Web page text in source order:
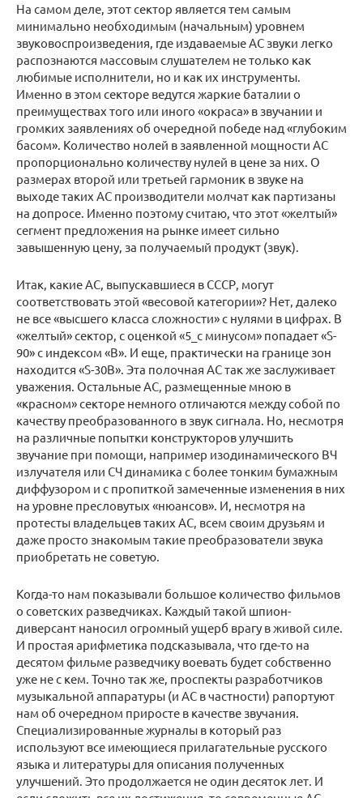
На самом деле, этот сектор является тем самым
минимально необходимым (начальным) уровнем
звуковоспроизведения, где издаваемые АС звуки легко
распознаются массовым слушателем не только как
любимые исполнители, но и как их инструменты.
Именно в этом секторе ведутся жаркие баталии о
преимуществах того или иного «окраса» в звучании и
громких заявлениях об очередной победе над «глубоким
басом». Количество нолей в заявленной мощности АС
пропорционально количеству нулей в цене за них. О
размерах второй или третьей гармоник в звуке на
выходе таких АС производители молчат как партизаны
на допросе. Именно поэтому считаю, что этот «желтый»
сегмент предложения на рынке имеет сильно
завышенную цену, за получаемый продукт (звук).
Итак, какие АС, выпускавшиеся в СССР, могут
соответствовать этой «весовой категории»? Нет, далеко
не все «высшего класса сложности» с нулями в цифрах. В
«желтый» сектор, с оценкой «5_с минусом» попадает «S-
90» с индексом «B». И еще, практически на границе зон
находится «S-30B». Эта полочная АС так же заслуживает
уважения. Остальные АС, размещенные мною в
«красном» секторе немного отличаются между собой по
качеству преобразованного в звук сигнала. Но, несмотря
на различные попытки конструкторов улучшить
звучание при помощи, например изодинамического ВЧ
излучателя или СЧ динамика с более тонким бумажным
диффузором и с пропиткой замеченные изменения в них
на уровне пресловутых «нюансов». И, несмотря на
протесты владельцев таких АС, всем своим друзьям и
даже просто знакомым такие преобразователи звука
приобретать не советую.
Когда-то нам показывали большое количество фильмов
о советских разведчиках. Каждый такой шпион-
диверсант наносил огромный ущерб врагу в живой силе.
И простая арифметика подсказывала, что где-то на
десятом фильме разведчику воевать будет собственно
уже не с кем. Точно так же, проспекты разработчиков
музыкальной аппаратуры (и АС в частности) рапортуют
нам об очередном приросте в качестве звучания.
Специализированные журналы в который раз
используют все имеющиеся прилагательные русского
языка и литературы для описания полученных
улучшений. Это продолжается не один десяток лет. И